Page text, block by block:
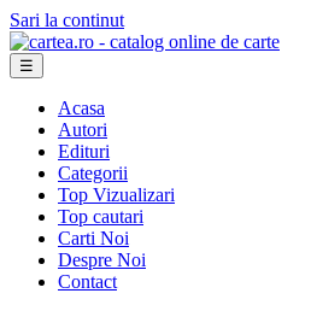
Sari la continut
☰
Acasa
Autori
Edituri
Categorii
Top Vizualizari
Top cautari
Carti Noi
Despre Noi
Contact